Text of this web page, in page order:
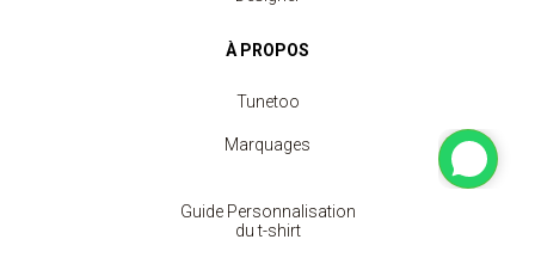
À PROPOS
Tunetoo
Marquages
Guide Personnalisation
du t-shirt